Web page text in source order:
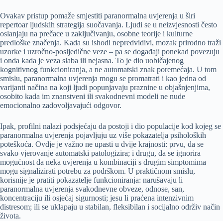
Ovakav pristup pomaže smjestiti paranormalna uvjerenja u širi
repertoar ljudskih strategija suočavanja. Ljudi se u neizvjesnosti često
oslanjaju na prečace u zaključivanju, osobne teorije i kulturne
predloške značenja. Kada su ishodi nepredvidivi, mozak prirodno traži
uzorke i uzročno-posljedične veze – pa se događaji ponekad povezuju
i onda kada je veza slaba ili nejasna. To je dio uobičajenog
kognitivnog funkcioniranja, a ne automatski znak poremećaja. U tom
smislu, paranormalna uvjerenja mogu se promatrati i kao jedna od
varijanti načina na koji ljudi popunjavaju praznine u objašnjenjima,
osobito kada im znanstveni ili svakodnevni modeli ne nude
emocionalno zadovoljavajući odgovor.
Ipak, profilni nalazi podsjećaju da postoji i dio populacije kod kojeg se
paranormalna uvjerenja pojavljuju uz više pokazatelja psiholoških
poteškoća. Ovdje je važno ne upasti u dvije krajnosti: prvu, da se
svako vjerovanje automatski patologizira; i drugu, da se ignorira
mogućnost da neka uvjerenja u kombinaciji s drugim simptomima
mogu signalizirati potrebu za podrškom. U praktičnom smislu,
korisnije je pratiti pokazatelje funkcioniranja: narušavaju li
paranormalna uvjerenja svakodnevne obveze, odnose, san,
koncentraciju ili osjećaj sigurnosti; jesu li praćena intenzivnim
distresom; ili se uklapaju u stabilan, fleksibilan i socijalno održiv način
života.